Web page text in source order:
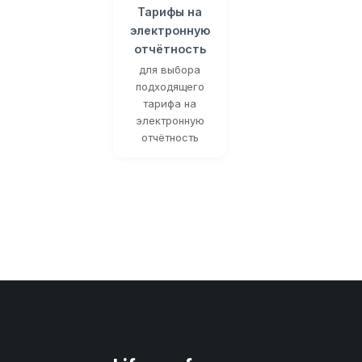
Тарифы на
электронную
отчётность
для выбора
подходящего
тарифа на
электронную
отчётность